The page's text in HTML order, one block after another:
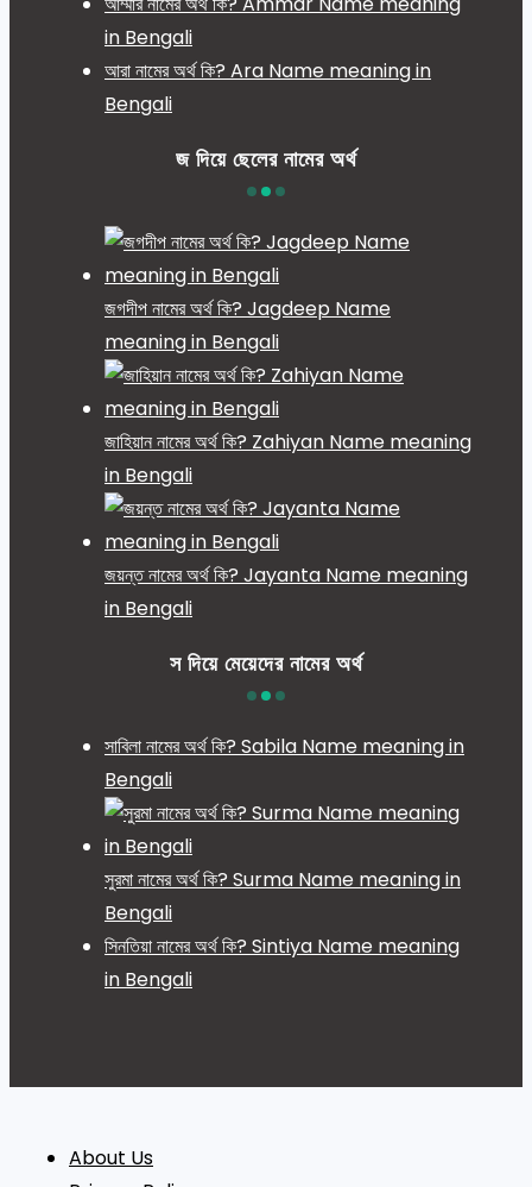
in Bengali
আরা নামের অর্থ কি? Ara Name meaning in
Bengali
জ দিয়ে ছেলের নামের অর্থ
জগদীপ নামের অর্থ কি? Jagdeep Name
meaning in Bengali
জাহিয়ান নামের অর্থ কি? Zahiyan Name meaning
in Bengali
জয়ন্ত নামের অর্থ কি? Jayanta Name meaning
in Bengali
স দিয়ে মেয়েদের নামের অর্থ
সাবিলা নামের অর্থ কি? Sabila Name meaning in
Bengali
সুরমা নামের অর্থ কি? Surma Name meaning in
Bengali
সিনতিয়া নামের অর্থ কি? Sintiya Name meaning
in Bengali
About Us